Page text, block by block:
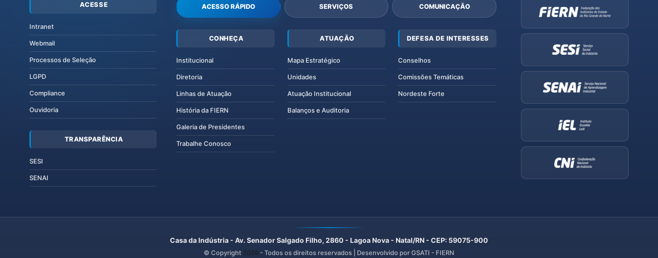
ACESSE
Intranet
Webmail
Processos de Seleção
LGPD
Compliance
Ouvidoria
TRANSPARÊNCIA
SESI
SENAI
ACESSO RÁPIDO SERVIÇOS COMUNICAÇÃO
CONHEÇA
Institucional
Diretoria
Linhas de Atuação
História da FIERN
Galeria de Presidentes
Trabalhe Conosco
ATUAÇÃO
Mapa Estratégico
Unidades
Atuação Institucional
Balanços e Auditoria
DEFESA DE INTERESSES
Conselhos
Comissões Temáticas
Nordeste Forte
Casa da Indústria - Av. Senador Salgado Filho, 2860 - Lagoa Nova - Natal/RN - CEP: 59075-900
© Copyright 2026 - Todos os direitos reservados | Desenvolvido por GSATI - FIERN